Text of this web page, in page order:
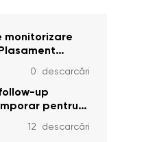
monitorizare
cu
r.
2026
0 descarcări
up
pentru
(adulte)
12 descarcări